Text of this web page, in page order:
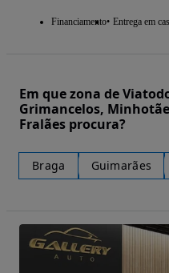
Financiamento Entrega em
Em que zona de
Grimancelos,
Fralães procura?
Braga Guimarães